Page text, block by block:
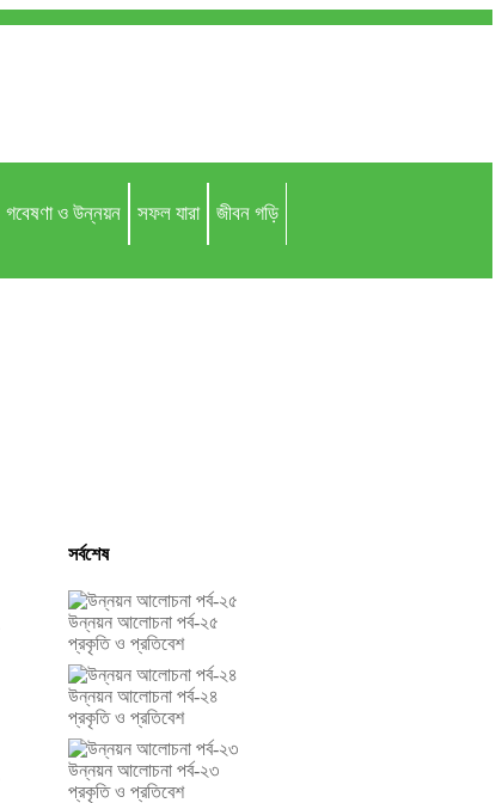
গবেষণা ও উন্নয়ন সফল যারা জীবন গড়ি
সর্বশেষ
উন্নয়ন আলোচনা পর্ব-২৫
প্রকৃতি ও প্রতিবেশ
উন্নয়ন আলোচনা পর্ব-২৪
প্রকৃতি ও প্রতিবেশ
উন্নয়ন আলোচনা পর্ব-২৩
প্রকৃতি ও প্রতিবেশ